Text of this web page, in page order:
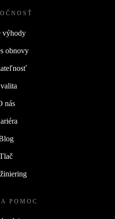
výhody
obnovy
nás
POMOC